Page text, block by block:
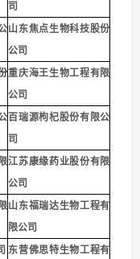
司
山东焦点生物科技股份
公司
重庆海王生物工程有限
公司
百瑞源枸杞股份有限公
司
江苏康缘药业股份有限
公司
山东福瑞达生物工程有
限公司
东营佛思特生物工程有